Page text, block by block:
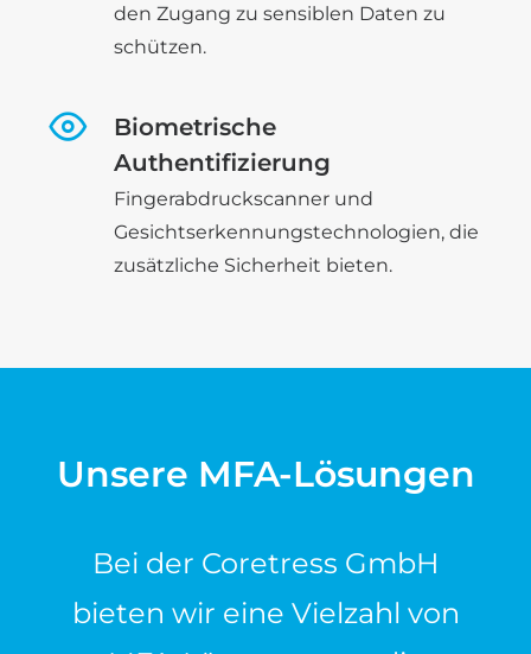
den Zugang zu sensiblen Daten zu
schützen.
Biometrische
Authentifizierung
Fingerabdruckscanner und
Gesichtserkennungstechnologien, die
zusätzliche Sicherheit bieten.
Unsere MFA-Lösungen
Bei der Coretress GmbH
bieten wir eine Vielzahl von